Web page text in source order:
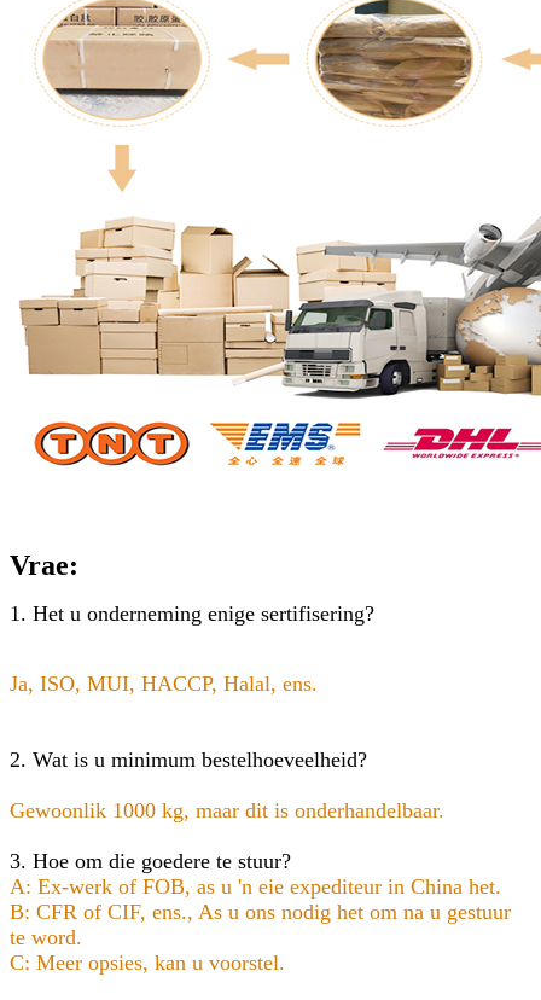
Vrae:
1. Het u onderneming enige sertifisering?
Ja, ISO, MUI, HACCP, Halal, ens.
2. Wat is u minimum bestelhoeveelheid?
Gewoonlik 1000 kg, maar dit is onderhandelbaar.
3. Hoe om die goedere te stuur?
A: Ex-werk of FOB, as u 'n eie expediteur in China het.
B: CFR of CIF, ens., As u ons nodig het om na u gestuur
te word.
C: Meer opsies, kan u voorstel.